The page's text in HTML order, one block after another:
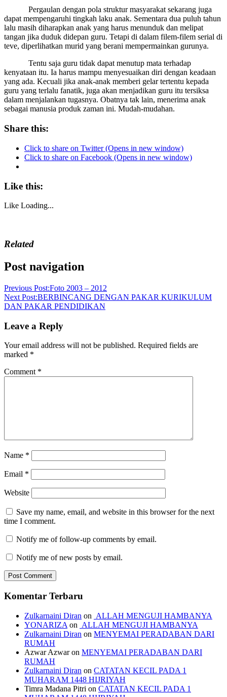
Pergaulan dengan pola struktur masyarakat sekarang juga
dapat mempengaruhi tingkah laku anak. Sementara dua puluh tahun
lalu masih diharapkan anak yang harus menunduk dan melipat
tangan jika duduk didepan guru. Tetapi di dalam filem-filem serial di
teve, diperlihatkan murid yang berani mempermainkan gurunya.
Tentu saja guru tidak dapat menutup mata terhadap
kenyataan itu. Ia harus mampu menyesuaikan diri dengan keadaan
yang ada. Kecuali jika anak-anak memberi gelar tertentu kepada
guru yang terlalu fanatik, juga akan menjadikan guru itu tersiksa
dalam menjalankan tugasnya. Obatnya tak lain, menerima anak
sebagai manusia produk zaman ini. Mudah-mudahan.
Share this:
Click to share on Twitter (Opens in new window)
Click to share on Facebook (Opens in new window)
Like this:
Like Loading...
Related
Post navigation
Previous Post:Foto 2003 – 2012
Next Post:BERBINCANG DENGAN PAKAR KURIKULUM
DAN PAKAR PENDIDIKAN
Leave a Reply
Your email address will not be published. Required fields are
marked *
Comment *
Name *
Email *
Website
Save my name, email, and website in this browser for the next
time I comment.
Notify me of follow-up comments by email.
Notify me of new posts by email.
Komentar Terbaru
Zulkarnaini Diran on ALLAH MENGUJI HAMBANYA
YONARIZA on ALLAH MENGUJI HAMBANYA
Zulkarnaini Diran on MENYEMAI PERADABAN DARI
RUMAH
Azwar Azwaron MENYEMAI PERADABAN DARI
RUMAH
Zulkarnaini Diran on CATATAN KECIL PADA 1
MUHARAM 1448 HIJRIYAH
Timra Madana Pitri on CATATAN KECIL PADA 1